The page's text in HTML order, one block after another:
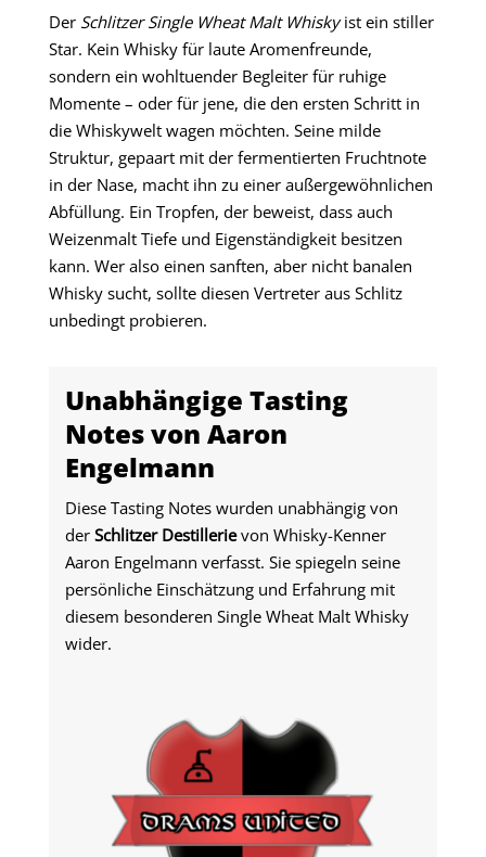
Der Schlitzer Single Wheat Malt Whiskyist ein stiller
Star. Kein Whisky für laute Aromenfreunde,
sondern ein wohltuender Begleiter für ruhige
Momente – oder für jene, die den ersten Schritt in
die Whiskywelt wagen möchten. Seine milde
Struktur, gepaart mit der fermentierten Fruchtnote
in der Nase, macht ihn zu einer außergewöhnlichen
Abfüllung. Ein Tropfen, der beweist, dass auch
Weizenmalt Tiefe und Eigenständigkeit besitzen
kann. Wer also einen sanften, aber nicht banalen
Whisky sucht, sollte diesen Vertreter aus Schlitz
unbedingt probieren.
Unabhängige Tasting
Notes von Aaron
Engelmann
Diese Tasting Notes wurden unabhängig von
der Schlitzer Destillerievon Whisky-Kenner
Aaron Engelmann verfasst. Sie spiegeln seine
persönliche Einschätzung und Erfahrung mit
diesem besonderen Single Wheat Malt Whisky
wider.